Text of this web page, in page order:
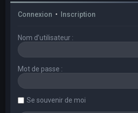
Connexion • Inscription
Nom d’utilisateur :
Mot de passe :
Se souvenir de moi